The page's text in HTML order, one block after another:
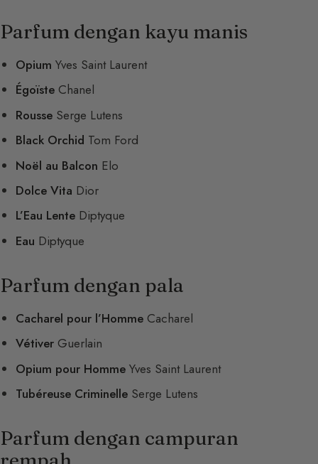
Parfum dengan kayu manis
Opium Yves Saint Laurent
Égoïste Chanel
Rousse Serge Lutens
Black Orchid Tom Ford
Noël au Balcon Elo
Dolce Vita Dior
L’Eau Lente Diptyque
Eau Diptyque
Parfum dengan pala
Cacharel pour l’Homme Cacharel
Vétiver Guerlain
Opium pour Homme Yves Saint Laurent
Tubéreuse Criminelle Serge Lutens
Parfum dengan campuran